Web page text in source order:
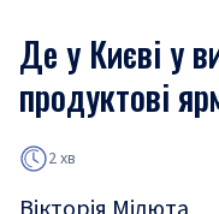
Де у Києві у
продуктові
2 хв